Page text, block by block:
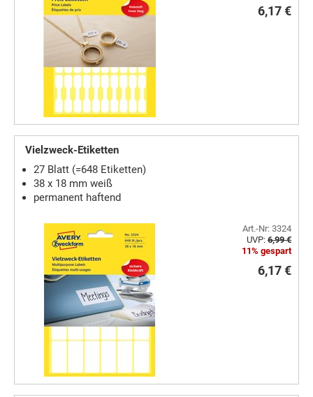
6,17 €
Vielzweck-Etiketten
27 Blatt (=648 Etiketten)
38 x 18 mm weiß
permanent haftend
Art.-Nr: 3324
UVP: 6,99 €
11% gespart
6,17 €